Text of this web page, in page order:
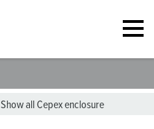
Show all Cepex enclosure